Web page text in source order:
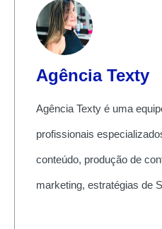
Agência Texty
Agência Texty é uma
profissionais
conteúdo, produção de
marketing, estratégias de